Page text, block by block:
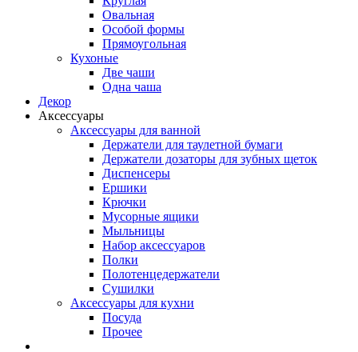
Овальная
Особой формы
Прямоугольная
Кухоные
Две чаши
Одна чаша
Декор
Аксессуары
Аксессуары для ванной
Держатели для таулетной бумаги
Держатели дозаторы для зубных щеток
Диспенсеры
Ершики
Крючки
Мусорные ящики
Мыльницы
Набор аксессуаров
Полки
Полотенцедержатели
Сушилки
Аксессуары для кухни
Посуда
Прочее